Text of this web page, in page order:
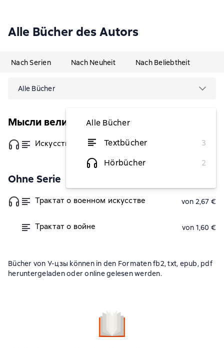
Alle Bücher des Autors
Nach Serien Nach Neuheit Nach Beliebtheit
Alle Bücher
Alle Bücher
Textbücher
3
Hörbücher
2
Мысли великих
Искусство войны и кодекс самурая von 7,78 €
Ohne Serie
Трактат о военном искусстве von 2,67 €
Трактат о войне von 1,60 €
Bücher von У-цзы können in den Formaten fb2, txt, epub, pdf
heruntergeladen oder online gelesen werden.